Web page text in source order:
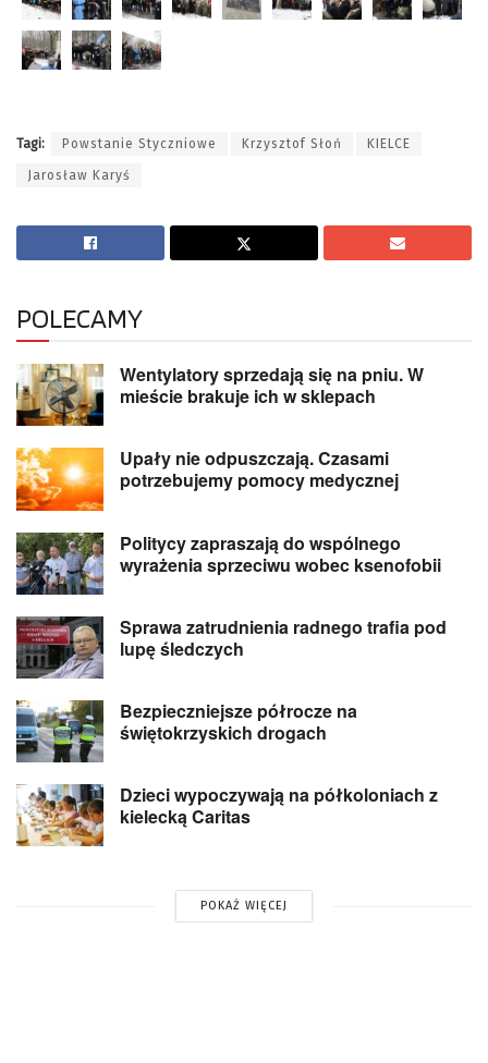
Tagi: Powstanie Styczniowe Krzysztof Słoń KIELCE
Jarosław Karyś
POLECAMY
Wentylatory sprzedają się na pniu. W
mieście brakuje ich w sklepach
Upały nie odpuszczają. Czasami
potrzebujemy pomocy medycznej
Politycy zapraszają do wspólnego
wyrażenia sprzeciwu wobec ksenofobii
Sprawa zatrudnienia radnego trafia pod
lupę śledczych
Bezpieczniejsze półrocze na
świętokrzyskich drogach
Dzieci wypoczywają na półkoloniach z
kielecką Caritas
POKAŻ WIĘCEJ